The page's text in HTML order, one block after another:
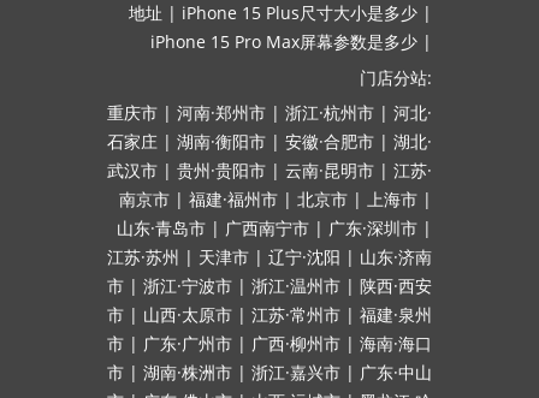
地址 | iPhone 15 Plus尺寸大小是多少 |
iPhone 15 Pro Max屏幕参数是多少 |
门店分站:
重庆市 | 河南·郑州市 | 浙江·杭州市 | 河北·
石家庄 | 湖南·衡阳市 | 安徽·合肥市 | 湖北·
武汉市 | 贵州·贵阳市 | 云南·昆明市 | 江苏·
南京市 | 福建·福州市 | 北京市 | 上海市 |
山东·青岛市 | 广西南宁市 | 广东·深圳市 |
江苏·苏州 | 天津市 | 辽宁·沈阳 | 山东·济南
市 | 浙江·宁波市 | 浙江·温州市 | 陕西·西安
市 | 山西·太原市 | 江苏·常州市 | 福建·泉州
市 | 广东·广州市 | 广西·柳州市 | 海南·海口
市 | 湖南·株洲市 | 浙江·嘉兴市 | 广东·中山